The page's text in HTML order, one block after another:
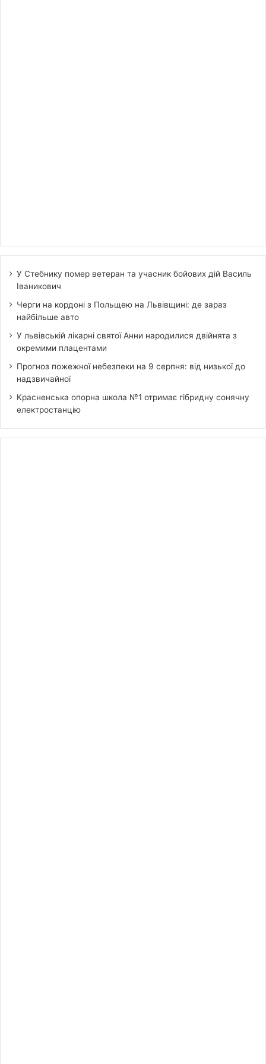
У Стебнику помер ветеран та учасник бойових дій Василь
Іваникович
Черги на кордоні з Польщею на Львівщині: де зараз
найбільше авто
У львівській лікарні святої Анни народилися двійнята з
окремими плацентами
Прогноз пожежної небезпеки на 9 серпня: від низької до
надзвичайної
Красненська опорна школа №1 отримає гібридну сонячну
електростанцію